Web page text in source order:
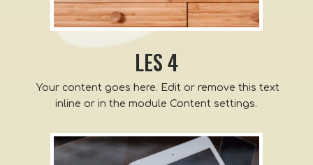
LES 4
Your content goes here. Edit or remove this text
inline or in the module Content settings.